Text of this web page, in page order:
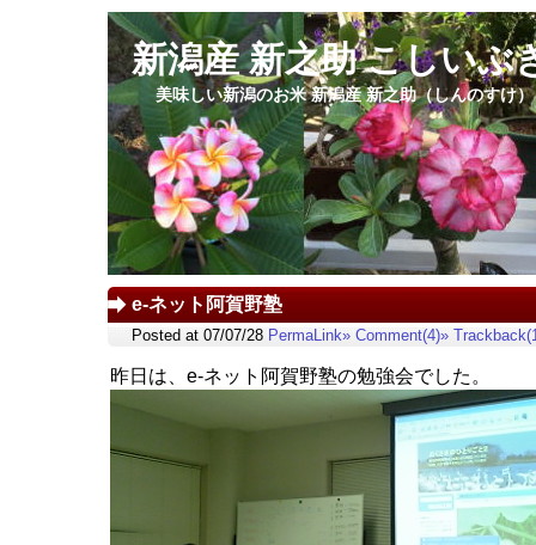
新潟産 新之助 こしいぶ
美味しい新潟のお米 新潟産 新之助（しんのすけ
e-ネット阿賀野塾
Posted at 07/07/28 PermaLink» Comment(4)»
昨日は、e-ネット阿賀野塾の勉強会でした。